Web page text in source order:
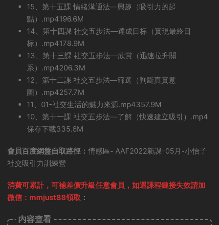
15、第十五課 情緒溝通法—興趣（吸引力的起
點）.mp4196.6M
14、第十四課 社交五步法—達成目标（實現最終目
标）.mp4178.9M
13、第十三課 社交五步法—欣賞（迅速拉升關
系）.mp4206.3M
12、第十二課 社交五步法—篩選（判斷真實意
圖）.mp4257.7M
11、01-社交生活的魅力來源.mp4357.9M
10、第十一課 社交五步法—了解（快速建立吸引）.mp4
保存下載335.6M
會員百度網盤自取路徑： 情感區- AAF2022新課-05月-小怡子
社交吸引力訓練營
消費可累計，可補差價升級任意會員， 如遇課程鏈接失效請加
微信：mmjust88領取 ：
内容查看